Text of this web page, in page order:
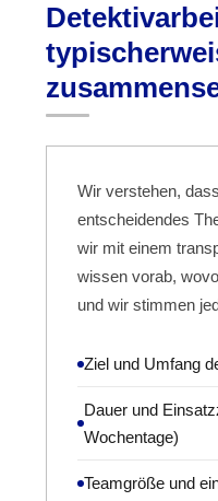
Wir verstehen,
entscheidendes
wir mit einem
wissen vorab,
und wir stimmen
Ziel und Umfang
Dauer und
Wochentage)
Teamgröße und